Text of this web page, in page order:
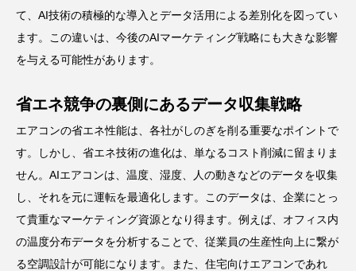
て、AI技術の積極的な導入とデータ活用による差別化を図ってい
ます。この違いは、今後のAIマーケティング戦略にも大きな影響
を与える可能性があります。
省エネ競争の裏側にあるデータ収集戦略
エアコンの省エネ性能は、各社がしのぎを削る重要なポイントで
す。しかし、省エネ技術の進化は、単なるコスト削減に留まりま
せん。AIエアコンは、温度、湿度、人の動きなどのデータを収集
し、それを元に運転を最適化します。このデータは、企業にとっ
て貴重なマーケティング資源となり得ます。例えば、オフィス内
の温度分布データを分析することで、従業員の生産性向上に繋が
る空調設計が可能になります。また、住宅向けエアコンであれ